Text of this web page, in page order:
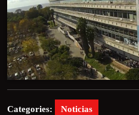
Categories: Noticias